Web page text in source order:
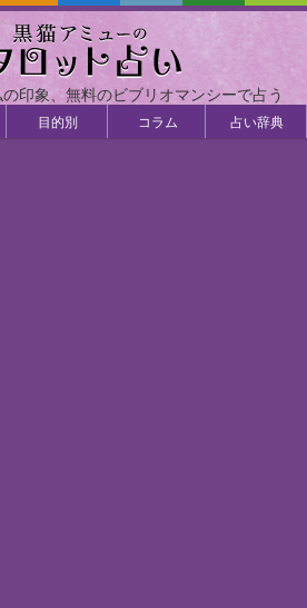
印象、無料のビブリオマンシーで占う
目的別 コラム 占い辞典